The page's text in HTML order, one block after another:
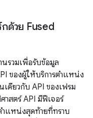
ด้วย Fused
รวมเพื่อรับข้อมูล
ของผู้ให้บริการตำแหน่ง
เดียวกับ API ของเฟรม
สตร์ API มีฟีเจอร์
แหน่งสุดท้ายที่ทราบ